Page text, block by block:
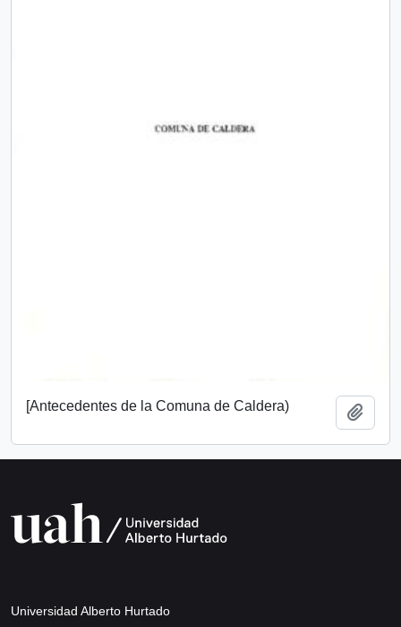
[Antecedentes de la Comuna de Caldera)
Universidad Alberto Hurtado